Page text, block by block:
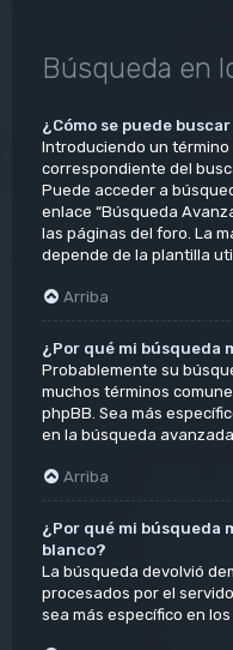
Búsqueda en
¿Cómo se puede
Introduciendo un
correspondiente del
Puede acceder a
enlace “Búsqueda
las páginas del foro. La
depende de la plantilla
Arriba
¿Por qué mi búsqueda
Probablemente su
muchos términos
phpBB. Sea más
en la búsqueda
Arriba
¿Por qué mi búsqueda
blanco?
La búsqueda devolvió
procesados por el
sea más específico en